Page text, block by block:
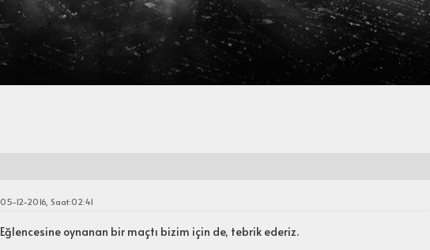
05-12-2016, Saat:02:41
Eğlencesine oynanan bir maçtı bizim için de, tebrik ederiz.